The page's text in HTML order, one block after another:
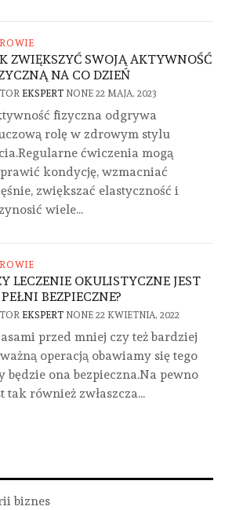
ZWIĘKSZYĆ SWOJĄ AKTYWNOŚĆ
NA CO DZIEŃ
EKSPERT NONE 22 MAJA, 2023
fizyczna odgrywa
rolę w zdrowym stylu
ćwiczenia mogą
kondycję, wzmacniać
zwiększać elastyczność i
wiele...
LECZENIE OKULISTYCZNE JEST
BEZPIECZNE?
EKSPERT NONE 22 KWIETNIA, 2022
przed mniej czy też bardziej
operacją obawiamy się tego
będzie ona bezpieczna.Na pewno
tak również zwłaszcza...
biznes